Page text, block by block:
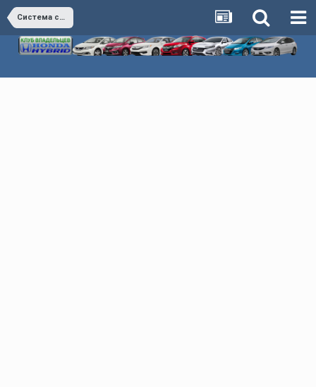
Система смазки двигателя